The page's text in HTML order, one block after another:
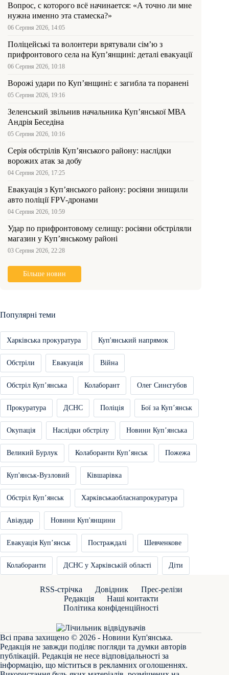
Вопрос, с которого всё начинается: «А точно ли мне
нужна именно эта стамеска?»
06 Серпня 2026, 14:05
Поліцейські та волонтери врятували сім’ю з
прифронтового села на Куп’янщині: деталі евакуації
06 Серпня 2026, 10:18
Ворожі удари по Куп’янщині: є загибла та поранені
05 Серпня 2026, 19:16
Зеленський звільнив начальника Купʼянської МВА
Андрія Беседіна
05 Серпня 2026, 10:16
Серія обстрілів Куп’янського району: наслідки
ворожих атак за добу
04 Серпня 2026, 17:25
Евакуація з Куп’янського району: росіяни знищили
авто поліції FPV-дронами
04 Серпня 2026, 10:59
Удар по прифронтовому селищу: росіяни обстріляли
магазин у Куп’янському районі
03 Серпня 2026, 22:28
Більше новин
Популярні теми
Харківська прокуратура Куп'янський напрямок
Обстріли Евакуація Війна
Обстріл Купʼянська Колаборант Олег Синєгубов
Прокуратура ДСНС Поліція Бої за Купʼянськ
Окупація Наслідки обстрілу Новини Купʼянська
Великий Бурлук Колаборанти Купʼянськ Пожежа
Куп'янськ-Вузловий Ківшарівка
Обстріл Купʼянськ Харківськаобласнапрокуратура
Авіаудар Новини Куп'янщини
Евакуація Купʼянськ Постраждалі Шевченкове
Колаборанти ДСНС у Харківській області Діти
RSS-стрічка Довідник
Прес-релізи
Редакція
Наші контакти
Політика конфіденційності
Всі права захищено © 2026 - Новини Куп'янська.
Редакція не завжди поділяє погляди та думки авторів
публікацій. Редакція не несе відповідальності за
інформацію, що міститься в рекламних оголошеннях.